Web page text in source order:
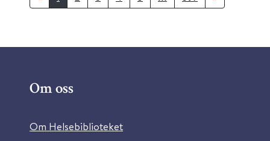
Om oss
Om Helsebiblioteket